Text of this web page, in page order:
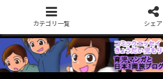
カテゴリ一覧 シェア